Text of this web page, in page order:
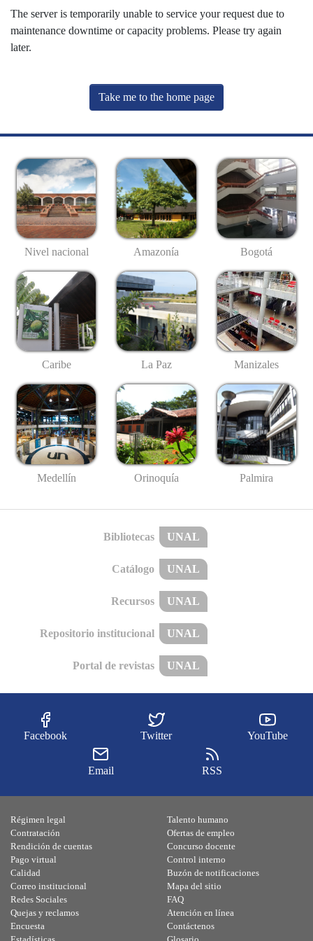
The server is temporarily unable to service your request due to
maintenance downtime or capacity problems. Please try again
later.
Take me to the home page
Nivel nacional Amazonía Bogotá
Caribe La Paz Manizales
Medellín Orinoquía Palmira
Bibliotecas UNAL
Catálogo UNAL
Recursos UNAL
Repositorio institucional UNAL
Portal de revistas UNAL
Facebook Twitter YouTube
Email RSS
Régimen legal
Contratación
Rendición de cuentas
Pago virtual
Calidad
Talento humano
Ofertas de empleo
Concurso docente
Control interno
Buzón de notificaciones
Correo institucional
Redes Sociales
Quejas y reclamos
Encuesta
Mapa del sitio
FAQ
Atención en línea
Contáctenos